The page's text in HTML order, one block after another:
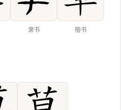
隶书 楷书